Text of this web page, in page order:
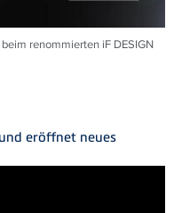
renommierten iF DESIGN
eröffnet neues